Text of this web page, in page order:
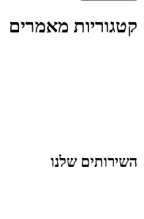
קטגוריות מאמרים
השירותים שלנו